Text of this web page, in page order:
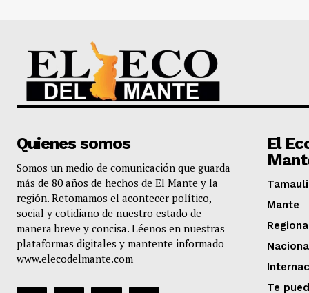
Quienes somos
Somos un medio de comunicación que guarda
más de 80 años de hechos de El Mante y la
región. Retomamos el acontecer político,
social y cotidiano de nuestro estado de
manera breve y concisa. Léenos en nuestras
plataformas digitales y mantente informado
www.elecodelmante.com
El
Mante
Te